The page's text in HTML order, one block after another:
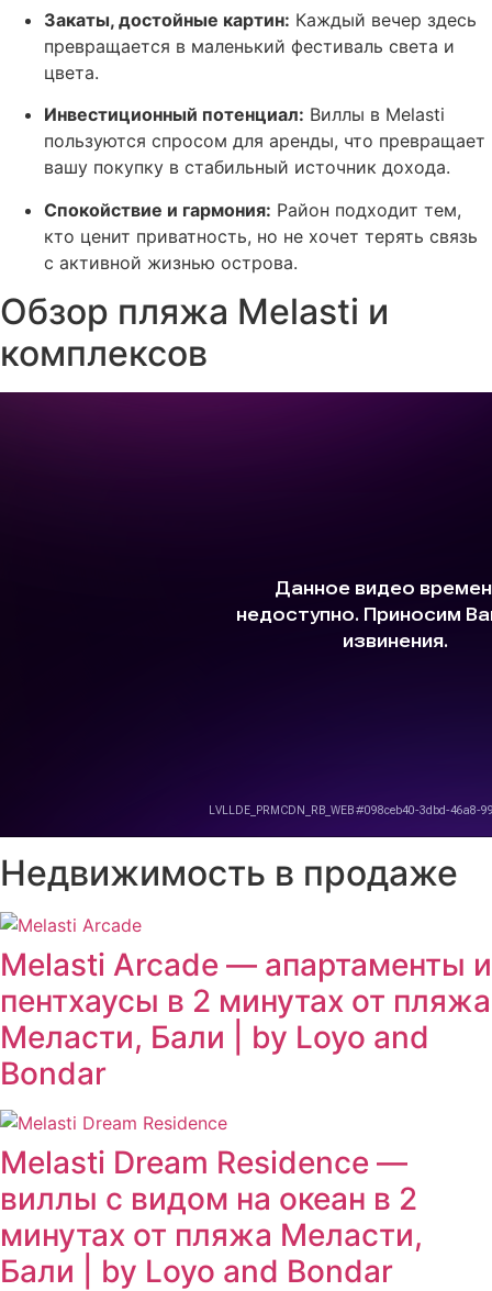
Закаты, достойные картин: Каждый вечер здесь
превращается в маленький фестиваль света и
цвета.
Инвестиционный потенциал: Виллы в Melasti
пользуются спросом для аренды, что превращает
вашу покупку в стабильный источник дохода.
Спокойствие и гармония: Район подходит тем,
кто ценит приватность, но не хочет терять связь
с активной жизнью острова.
Обзор пляжа Melasti и
комплексов
Недвижимость в продаже
Melasti Arcade — апартаменты и
пентхаусы в 2 минутах от пляжа
Меласти, Бали | by Loyo and
Bondar
Melasti Dream Residence —
виллы с видом на океан в 2
минутах от пляжа Меласти,
Бали | by Loyo and Bondar